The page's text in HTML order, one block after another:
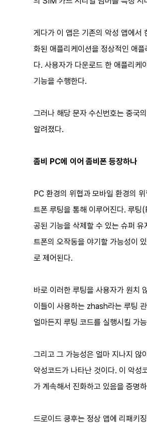
게다가 이 앱은 기존의 악성 앱에서
화된 애플리케이션을 정상적인 애
다. 사용자가 다운로드 한 애플리케
기능을 수행한다.
그러나 해당 문자 수신번호는 중국
알려졌다.
좀비 PC에 이어 좀비폰 등장하나
PC 환경의 위협과 모바일 환경의
트폰 루팅을 통해 이루어진다. 루
공된 기능을 삭제할 수 있는 슈퍼
트폰의 오작동을 야기할 가능성이
로 제어된다.
바로 이러한 루팅을 사용자가 원치
이들이 사용하는 zhash라는 루팅
얼마든지 루팅 코드를 실행시킬 가
그리고 그 가능성은 얼마 지나지 않
악성코드가 나타난 것이다. 이 악성
가 계속해서 진화하고 있음을 증명
드로이드 쿵후는 정상 앱에 리패키